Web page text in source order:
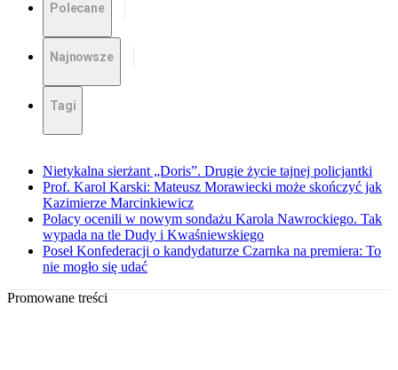
Polecane
Najnowsze
Tagi
Nietykalna sierżant „Doris”. Drugie życie tajnej policjantki
Prof. Karol Karski: Mateusz Morawiecki może skończyć jak
Kazimierze Marcinkiewicz
Polacy ocenili w nowym sondażu Karola Nawrockiego. Tak
wypada na tle Dudy i Kwaśniewskiego
Poseł Konfederacji o kandydaturze Czarnka na premiera: To
nie mogło się udać
Promowane treści